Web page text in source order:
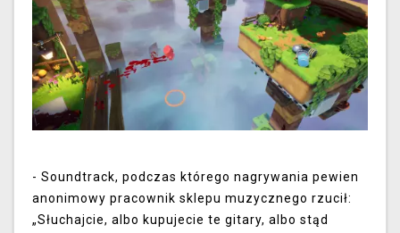
- Soundtrack, podczas którego nagrywania pewien
anonimowy pracownik sklepu muzycznego rzucił:
„Słuchajcie, albo kupujecie te gitary, albo stąd